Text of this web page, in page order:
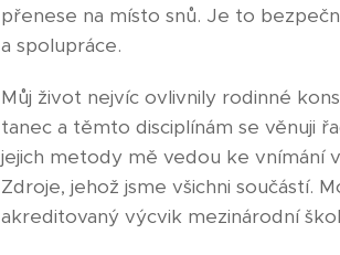
přenese na místo snů. Je to
a spolupráce.
Můj život nejvíc ovlivnily rodinné
tanec a těmto disciplínám se věnuji
jejich metody mě vedou ke vnímání
Zdroje, jehož jsme všichni součástí.
akreditovaný výcvik mezinárodní